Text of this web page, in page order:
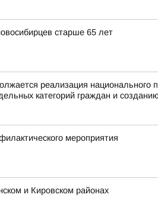
старше 65 лет
реализация национального
категорий граждан и
мероприятия
и Кировском районах